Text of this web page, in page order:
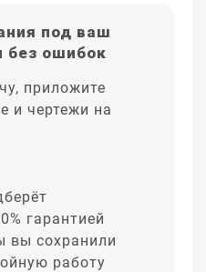
под ваш
без ошибок
приложите
и чертежи на
гарантией
вы сохранили
работу